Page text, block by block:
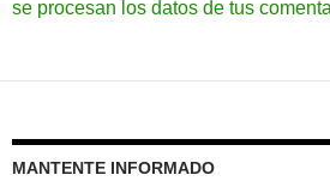
se procesan los datos de tus
MANTENTE INFORMADO